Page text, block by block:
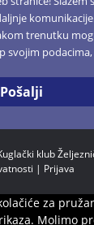
trenutku
svojim
klub
| Prijava
za
Molimo